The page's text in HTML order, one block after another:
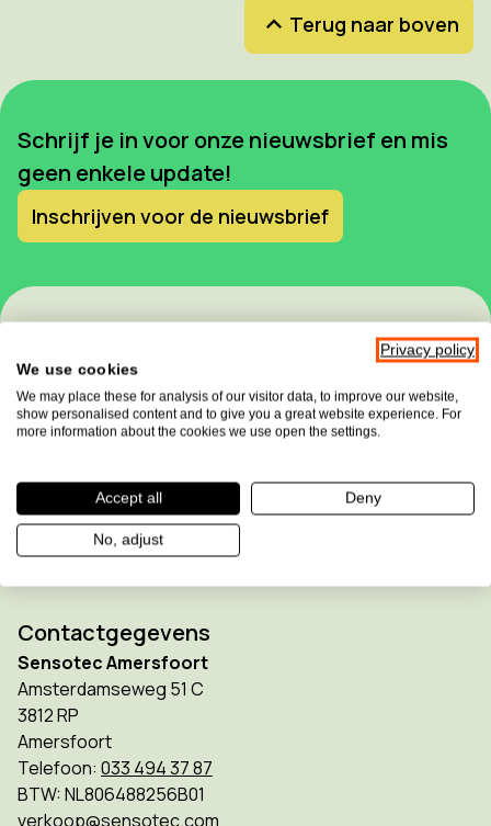
Terug naar boven
Schrijf je in voor onze nieuwsbrief en mis
geen enkele update!
Inschrijven voor de nieuwsbrief
Allkind Group
Contactgegevens
Sensotec Amersfoort
Amsterdamseweg 51 C
3812 RP
Amersfoort
Telefoon: 033 494 37 87
BTW: NL806488256B01
verkoop@sensotec.com
Privacy policy
We use cookies
We may place these for analysis of our visitor data, to improve our website,
show personalised content and to give you a great website experience. For
more information about the cookies we use open the settings.
Accept all Deny
No, adjust